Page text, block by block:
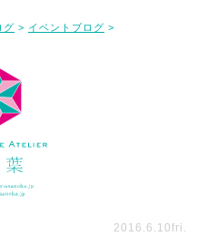
グ > イベントブログ >
2016.6.10fri.